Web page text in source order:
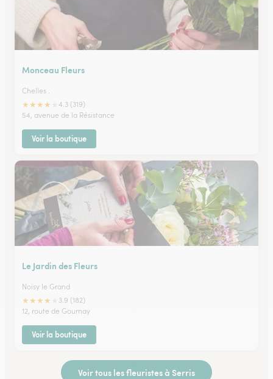
Monceau Fleurs
Chelles .
★★★★
4.3 (319)
54, avenue de la Résistance
Voir la boutique
Le Jardin des Fleurs
Noisy le Grand
★★★★
3.9 (182)
12, route de Gournay
Voir la boutique
Voir tous les fleuristes à Serris